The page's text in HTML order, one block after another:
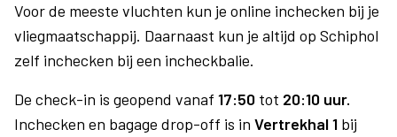
Voor de meeste vluchten kun je online inchecken bij je
vliegmaatschappij. Daarnaast kun je altijd op Schiphol
zelf inchecken bij een incheckbalie.
De check-in is geopend vanaf 17:50 tot 20:10 uur.
Inchecken en bagage drop-off is in Vertrekhal 1 bij